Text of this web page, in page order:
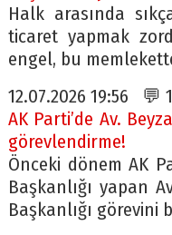
Halk arasında
ticaret yapmak
engel, bu
12.07.2026 19:56
AK Parti’de Av.
görevlendirme!
Önceki dönem AK
Başkanlığı yapan
Başkanlığı görevini